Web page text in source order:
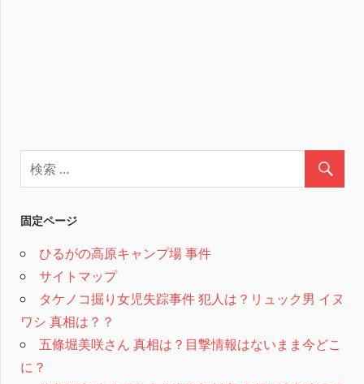
固定ページ
ひるがの高原キャンプ場 事件
サイトマップ
タケノコ掘り女児失踪事件 犯人は？リュック男 イヌ
ワシ 真相は？？
五條堀美咲さん 真相は？目撃情報はないまま今どこ
に？